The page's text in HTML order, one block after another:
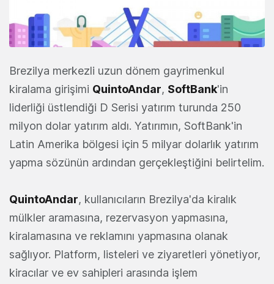
Brezilya merkezli uzun dönem gayrimenkul
kiralama girişimi QuintoAndar, SoftBank'in
liderliği üstlendiği D Serisi yatırım turunda 250
milyon dolar yatırım aldı. Yatırımın, SoftBank'in
Latin Amerika bölgesi için 5 milyar dolarlık yatırım
yapma sözünün ardından gerçekleştiğini belirtelim.
QuintoAndar, kullanıcıların Brezilya'da kiralık
mülkler aramasına, rezervasyon yapmasına,
kiralamasına ve reklamını yapmasına olanak
sağlıyor. Platform, listeleri ve ziyaretleri yönetiyor,
kiracılar ve ev sahipleri arasında işlem